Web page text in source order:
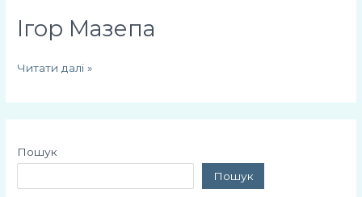
Ігор Мазепа
Читати далі »
Пошук
Пошук